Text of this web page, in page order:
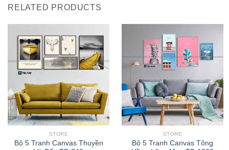
RELATED PRODUCTS
STORE
Bộ 5 Tranh Canvas Thuyền
STORE
Bộ 5 Tranh Canvas Tông